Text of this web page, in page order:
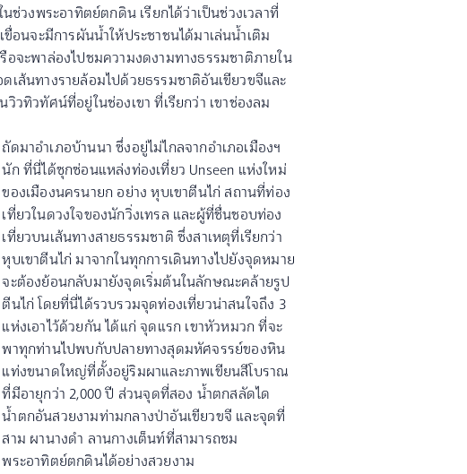
วงพระอาทิตย์ตกดิน เรียกได้ว่าเป็นช่วงเวลาที่
อนจะมีการผันน้ำให้ประชาชนได้มาเล่นน้ำเติม
จะพาล่องไปชมความงดงามทางธรรมชาติภายใน
ส้นทางรายล้อมไปด้วยธรรมชาติอันเขียวขจีและ
ทิวทัศน์ที่อยู่ในช่องเขา ที่เรียกว่า เขาช่องลม
ถัดมาอำเภอบ้านนา ซึ่งอยู่ไม่ไกลจากอำเภอเมืองฯ
นัก ที่นี่ได้ซุกซ่อนแหล่งท่องเที่ยว Unseen แห่งใหม่
ของเมืองนครนายก อย่าง หุบเขาตีนไก่ สถานที่ท่อง
เที่ยวในดวงใจของนักวิ่งเทรล และผู้ที่ชื่นชอบท่อง
เที่ยวบนเส้นทางสายธรรมชาติ ซึ่งสาเหตุที่เรียกว่า
หุบเขาตีนไก่ มาจากในทุกการเดินทางไปยังจุดหมาย
จะต้องย้อนกลับมายังจุดเริ่มต้นในลักษณะคล้ายรูป
ตีนไก่ โดยที่นี่ได้รวบรวมจุดท่องเที่ยวน่าสนใจถึง 3
แห่งเอาไว้ด้วยกัน ได้แก่ จุดแรก เขาหัวหมวก ที่จะ
พาทุกท่านไปพบกับปลายทางสุดมหัศจรรย์ของหิน
แท่งขนาดใหญ่ที่ตั้งอยู่ริมผาและภาพเขียนสีโบราณ
ที่มีอายุกว่า 2,000 ปี ส่วนจุดที่สอง น้ำตกสลัดได
น้ำตกอันสวยงามท่ามกลางป่าอันเขียวขจี และจุดที่
สาม ผานางดำ ลานกางเต็นท์ที่สามารถชม
พระอาทิตย์ตกดินได้อย่างสวยงาม